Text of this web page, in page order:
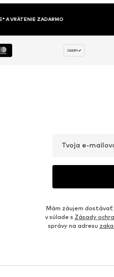
DOBIERKA
Tvoja e-
Mám záujem dostávať
v súlade s Zásady
správy na adresu